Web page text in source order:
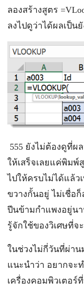
ลองสร้างสูตร
ลงไปดูว่าได้ผลเป็นยั
555 ยังไม่ต้องดูที่ผ
ให้เสร็จเลยแค่พิมพ์
ไปให้ครบไม่ได้แล้ว
ขวางกั้นอยู่ ไม่เชื่อ
ปีนข้ามกำแพงอยู่นา
รู้จักใช้ของวิเศษที่จ
ในช่วงไม่กี่วันที่ผ่าน
แนะนำว่า อยากจะ
เครื่องคอมพิวเตอร์